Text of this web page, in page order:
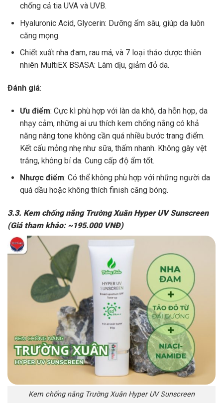
chống cả tia UVA và UVB.
Hyaluronic Acid, Glycerin: Dưỡng ẩm sâu, giúp da luôn
căng mọng.
Chiết xuất nha đam, rau má, và 7 loại thảo dược thiên
nhiên MultiEX BSASA: Làm dịu, giảm đỏ da.
Đánh giá:
Ưu điểm: Cực kì phù hợp với làn da khô, da hỗn hợp, da
nhạy cảm, những ai ưu thích kem chống nắng có khả
năng nâng tone không cần quá nhiều bước trang điểm.
Kết cấu mỏng nhẹ như sữa, thấm nhanh. Không gây vệt
trắng, không bí da. Cung cấp độ ẩm tốt.
Nhược điểm: Có thể không phù hợp với những người da
quá dầu hoặc không thích finish căng bóng.
3.3. Kem chống nắng Trường Xuân Hyper UV Sunscreen
(Giá tham khảo: ~195.000 VNĐ)
Kem chống nắng Trường Xuân Hyper UV Sunscreen